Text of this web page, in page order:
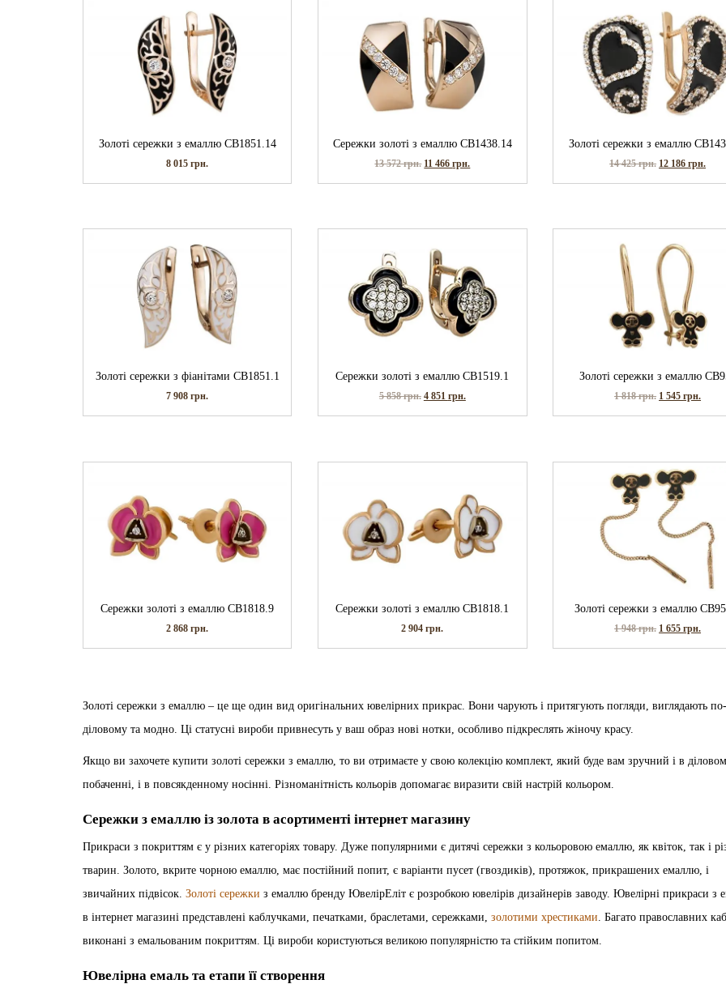
Золоті сережки з емаллю СВ1851.14
8 015грн.
Сережки золоті з емаллю СВ1438.14
13 572грн. 11 466грн.
Золоті сережки з емаллю
14 425грн. 12 186грн.
Золоті сережки з фіанітами СВ1851.1
7 908грн.
Сережки золоті з емаллю СВ1519.1
5 858грн. 4 851 грн.
Золоті сережки з емаллю
1 818грн. 1 545грн.
Сережки золоті з емаллю СВ1818.9
2 868грн.
Сережки золоті з емаллю СВ1818.1
2 904грн.
Золоті сережки з емаллю
1 948грн. 1 655грн.
Золоті сережки з емаллю – це ще один вид оригінальних ювелірних прикрас. Вони чарують і притягують погляди, виглядають по-
діловому та модно. Ці статусні вироби привнесуть у ваш образ нові нотки, особливо підкреслять жіночу красу.
Якщо ви захочете купити золоті сережки з емаллю, то ви отримаєте у свою колекцію комплект, який буде вам зручний і в
побаченні, і в повсякденному носінні. Різноманітність кольорів допомагає виразити свій настрій кольором.
Сережки з емаллю із золота в асортименті інтернет магазину
Прикраси з покриттям є у різних категоріях товару. Дуже популярними є дитячі сережки з кольоровою емаллю, як квіток, так і
тварин. Золото, вкрите чорною емаллю, має постійний попит, є варіанти пусет (гвоздиків), протяжок, прикрашених емаллю, і
звичайних підвісок. Золоті сережки з емаллю бренду ЮвелірЕліт є розробкою ювелірів дизайнерів заводу. Ювелірні прикраси з
в інтернет магазині представлені каблучками, печатками, браслетами, сережками, золотими хрестиками . Багато православних
виконані з емальованим покриттям. Ці вироби користуються великою популярністю та стійким попитом.
Ювелірна емаль та етапи її створення